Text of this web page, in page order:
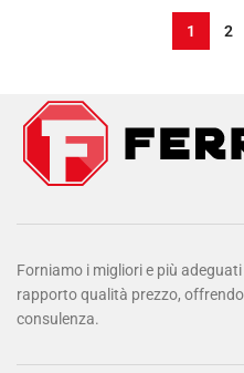
1 2
Forniamo i migliori e più
rapporto qualità prezzo,
consulenza.